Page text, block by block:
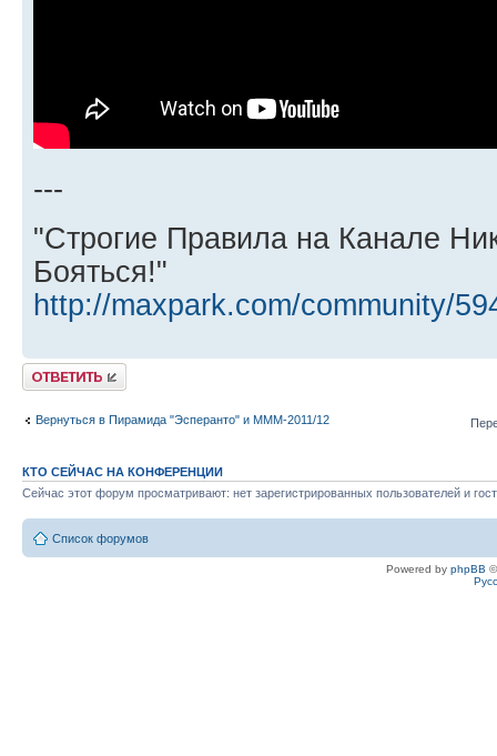
---
"Строгие Правила на Канале
Бояться!"
http://maxpark.com/community/
Ответить
Вернуться в Пирамида "Эсперанто" и MMM-2011/12
КТО СЕЙЧАС НА КОНФЕРЕНЦИИ
Сейчас этот форум просматривают: нет зарегистрированных пользователей и
Список форумов
Powered by phpBB